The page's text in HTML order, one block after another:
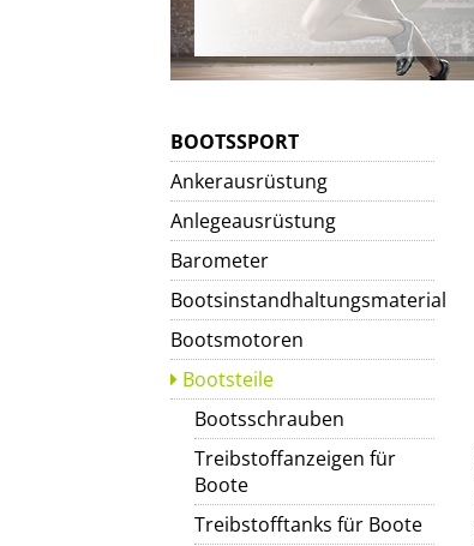
BOOTSSPORT
Ankerausrüstung
Anlegeausrüstung
Barometer
Bootsinstandhaltungsmaterial
Bootsmotoren
Bootsteile
Bootsschrauben
Treibstoffanzeigen für
Boote
Treibstofftanks für Boote